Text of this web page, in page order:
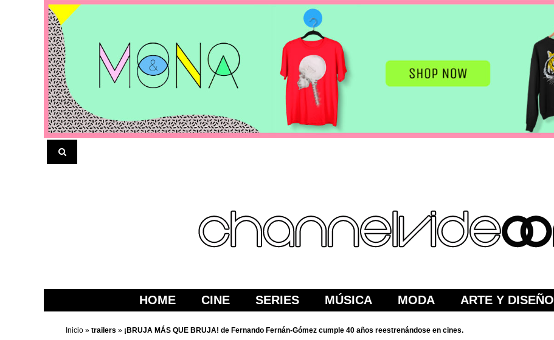
HOME CINE SERIES MÚSICA MODA ARTE Y DISEÑO
Inicio » trailers » ¡BRUJA MÁS QUE BRUJA! de Fernando Fernán-Gómez cumple 40 años reestrenándose en cines.